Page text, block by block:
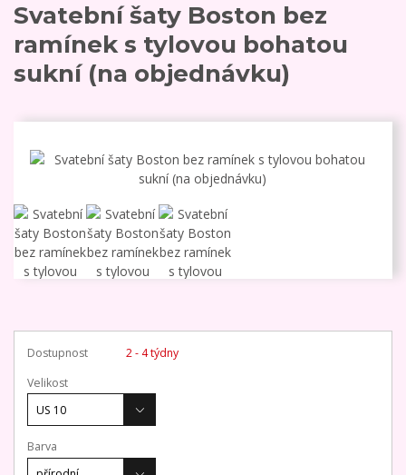
Svatební šaty Boston bez
ramínek s tylovou bohatou
sukní (na objednávku)
Dostupnost
2 - 4 týdny
Velikost
Barva